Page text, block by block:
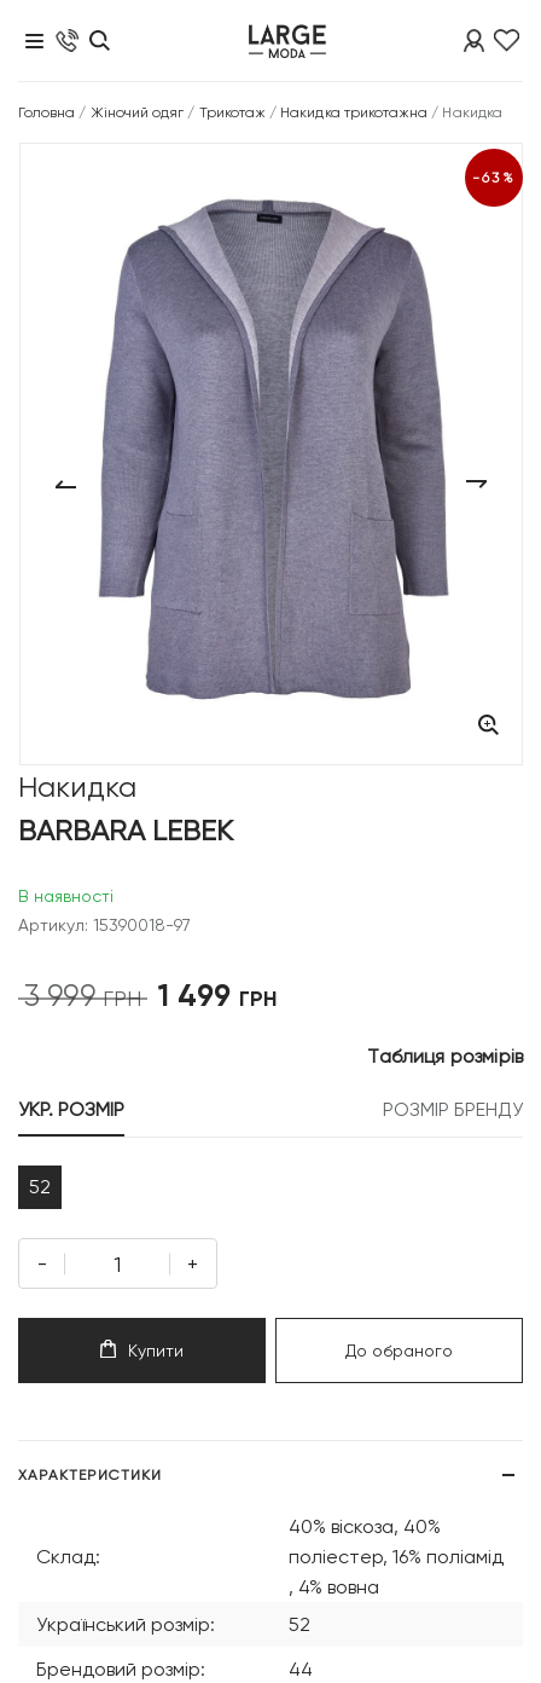
Головна / Жіночий одяг / Трикотаж / Накидка трикотажна / Накидка
-63%
Накидка
BARBARA LEBEK
В наявності
Артикул: 15390018-97
3 999ГРН
Оригінальна
1 499 ГРН
УКР. РОЗМІР
РОЗМІР БРЕНДУ
Таблиця розмірів
52
- +
Купити До обраного
ХАРАКТЕРИСТИКИ
Склад:
40% віскоза, 40%
поліестер, 16% поліамід
, 4% вовна
Український розмір:
52
Брендовий розмір:
44